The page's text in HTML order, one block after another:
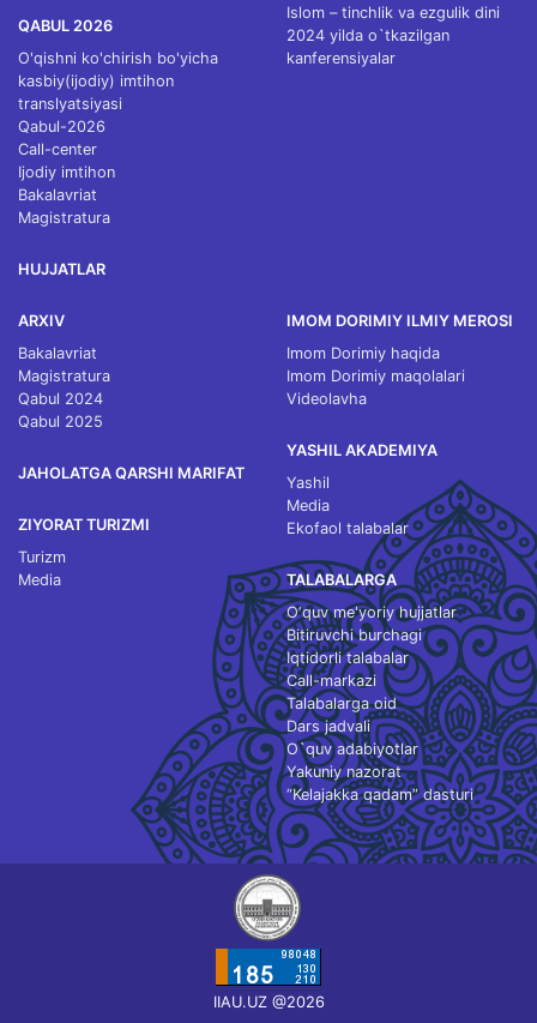
QABUL 2026
O'qishni ko'chirish bo'yicha
kasbiy(ijodiy) imtihon
translyatsiyasi
Qabul-2026
Call-center
Ijodiy imtihon
Bakalavriat
Magistratura
HUJJATLAR
Islom – tinchlik va ezgulik dini
2024 yilda o`tkazilgan
kanferensiyalar
ARXIV
Bakalavriat
Magistratura
Qabul 2024
Qabul 2025
JAHOLATGA QARSHI MARIFAT
ZIYORAT TURIZMI
Turizm
Media
IMOM DORIMIY ILMIY MEROSI
Imom Dorimiy haqida
Imom Dorimiy maqolalari
Videolavha
YASHIL AKADEMIYA
Yashil
Media
Ekofaol talabalar
TALABALARGA
O‘quv me'yoriy hujjatlar
Bitiruvchi burchagi
Iqtidorli talabalar
Call-markazi
Talabalarga oid
Dars jadvali
O`quv adabiyotlar
Yakuniy nazorat
“Kelajakka qadam” dasturi
IIAU.UZ @2026